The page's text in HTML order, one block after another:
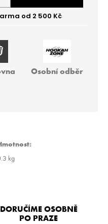
Osobní odběr
:
kg
DORUČÍME OSOBNĚ
PO PRAZE